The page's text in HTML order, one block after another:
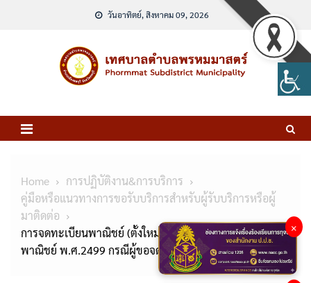
วันอาทิตย์, สิงหาคม 09, 2026
Home
การปฏิบัติงาน&การบริการ
คู่มือหรือแนวทางการขอรับบริการสำหรับผู้รับบริการหรือผู้
มาติดต่อ
การจดทะเบียนพาณิชย์ (ตั้งใหม่) ตามพ.ร.บ.ทะเบียน
พาณิชย์ พ.ศ.2499 กรณีผู้ขอจดทะเบียนเป็นบุคคลธรรมดา
×